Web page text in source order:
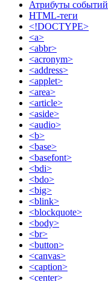
Атрибуты событий
HTML-теги
<!DOCTYPE>
<a>
<abbr>
<acronym>
<address>
<applet>
<area>
<article>
<aside>
<audio>
<b>
<base>
<basefont>
<bdi>
<bdo>
<big>
<blink>
<blockquote>
<body>
<br>
<button>
<canvas>
<caption>
<center>